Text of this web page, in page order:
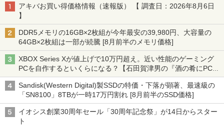
アキバお買い得価格情報（速報版） 【 調査日：2026年8月6日
】
DDR5メモリの16GB×2枚組が今年最安の39,980円、大容量の
64GB×2枚組は一部が続騰 [8月前半のメモリ価格]
XBOX Series Xが値上げで10万円超え。近い性能のゲーミング
PCを自作するといくらになる？【石田賀津男の『酒の肴にPCゲ
ーム』】
Sandisk(Western Digital)製SSDの特価・下落が顕著、最速級の
「SN8100」8TBが一時17万円割れ [8月前半のSSD価格]
イオシス創業30周年セール「30周年記念祭」が14日からスター
ト